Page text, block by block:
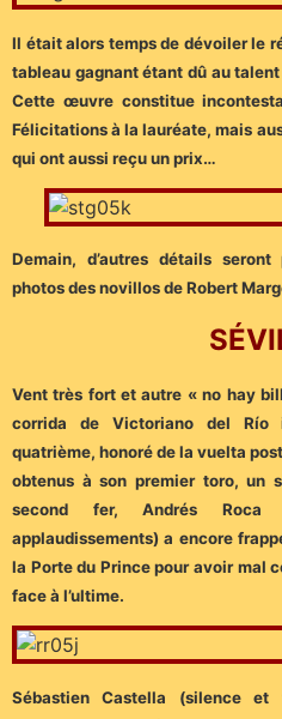
Il était alors temps de dévoiler le
tableau gagnant étant dû au
Cette œuvre constitue
Félicitations à la lauréate, mais
qui ont aussi reçu un prix…
Demain, d’autres détails
photos des novillos de Robert
Vent très fort et autre « no hay
corrida de Victoriano del
quatrième, honoré de la vuelta
obtenus à son premier toro, un
second fer, Andrés
applaudissements) a encore
la Porte du Prince pour avoir mal
face à l’ultime.
Sébastien Castella (silence